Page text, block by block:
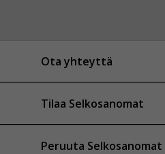
Ota yhteyttä
Tilaa Selkosanomat
Peruuta Selkosanomat